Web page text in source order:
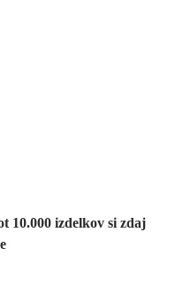
10.000 izdelkov si zdaj